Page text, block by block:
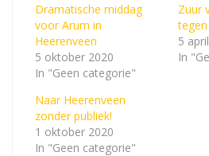
Dramatische middag
voor Arum in
Heerenveen
5 oktober 2020
In "Geen categorie"
Zuur
5
In
Naar Heerenveen
zonder publiek!
1 oktober 2020
In "Geen categorie"